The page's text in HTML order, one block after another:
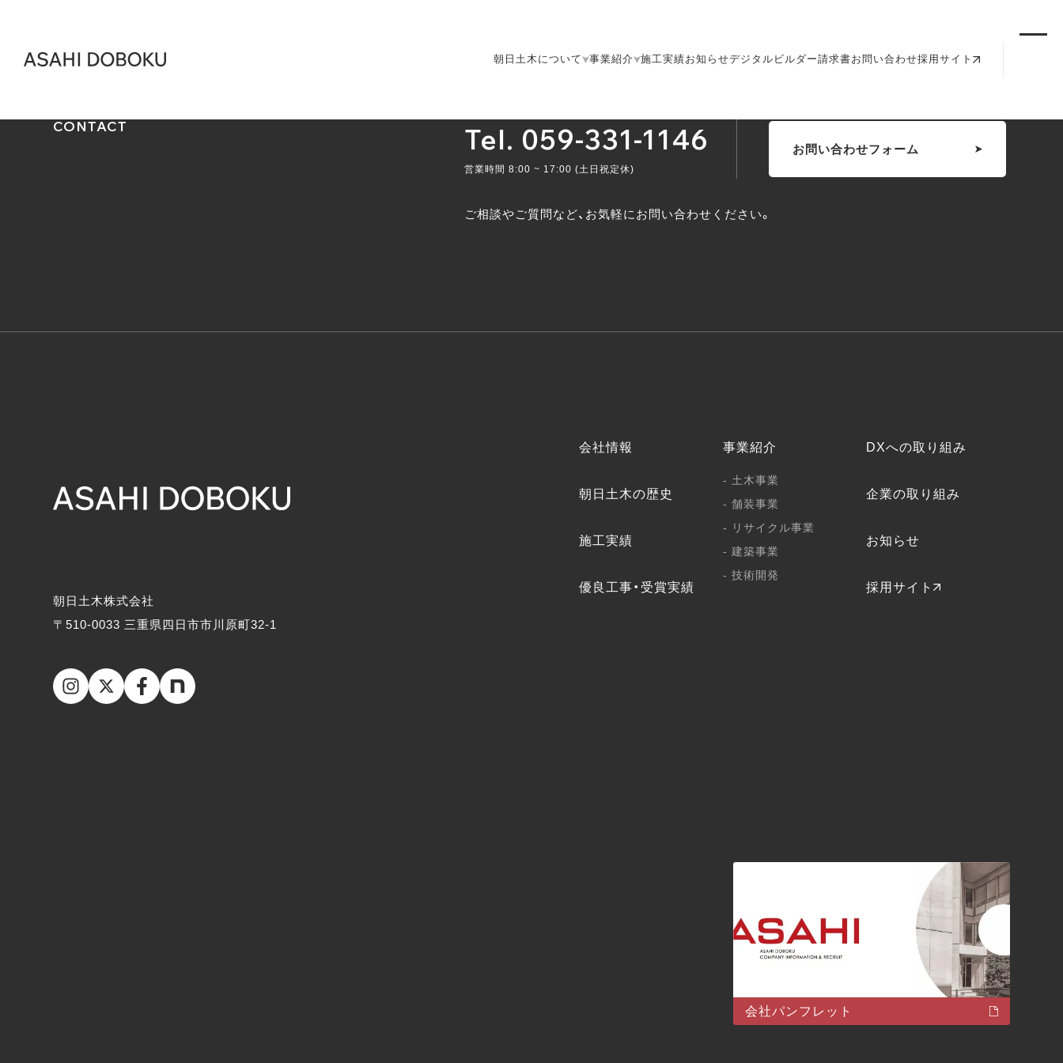
朝日土木について 事業紹介 施工実績お知らせデジタルビルダー請求書お問い合わせ採用サイト
CONTACT Tel. 059-331-1146
営業時間 8:00 ~ 17:00 (土日祝定休)
お問い合わせフォーム
ご相談やご質問など、お気軽にお問い合わせください。
朝日土木株式会社
〒510-0033 三重県四日市市川原町32-1
会社情報
朝日土木の歴史
施工実績
優良工事・受賞実績
事業紹介
- 土木事業
- 舗装事業
- リサイクル事業
- 建築事業
- 技術開発
DXへの取り組み
企業の取り組み
お知らせ
採用サイト
会社パンフレット